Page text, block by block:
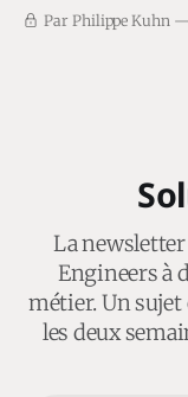
Par Philippe Kuhn
La
Engineers à
métier. Un
les deux